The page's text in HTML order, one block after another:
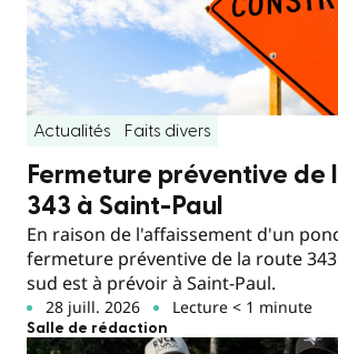
Actualités Faits divers
Fermeture préventive de
343 à Saint-Paul
En raison de l'affaissement d'un
fermeture préventive de la route
sud est à prévoir à Saint-Paul.
28 juill. 2026 Lecture < 1 minute
Salle de rédaction